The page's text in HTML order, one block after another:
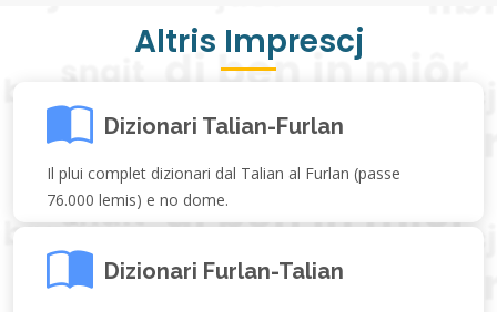
Altris Imprescj
Dizionari Talian-Furlan
Il plui complet dizionari dal Talian al Furlan (passe
76.000 lemis) e no dome.
Dizionari Furlan-Talian